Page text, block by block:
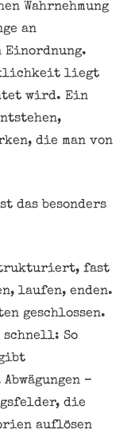
Wahrnehmung
an
Einordnung.
liegt
wird. Ein
die man von
das besonders
fast
laufen, enden.
geschlossen.
schnell: So
–
die
auflösen